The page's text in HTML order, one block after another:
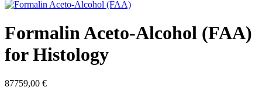
Formalin Aceto-Alcohol (FAA)
for Histology
87759,00 €